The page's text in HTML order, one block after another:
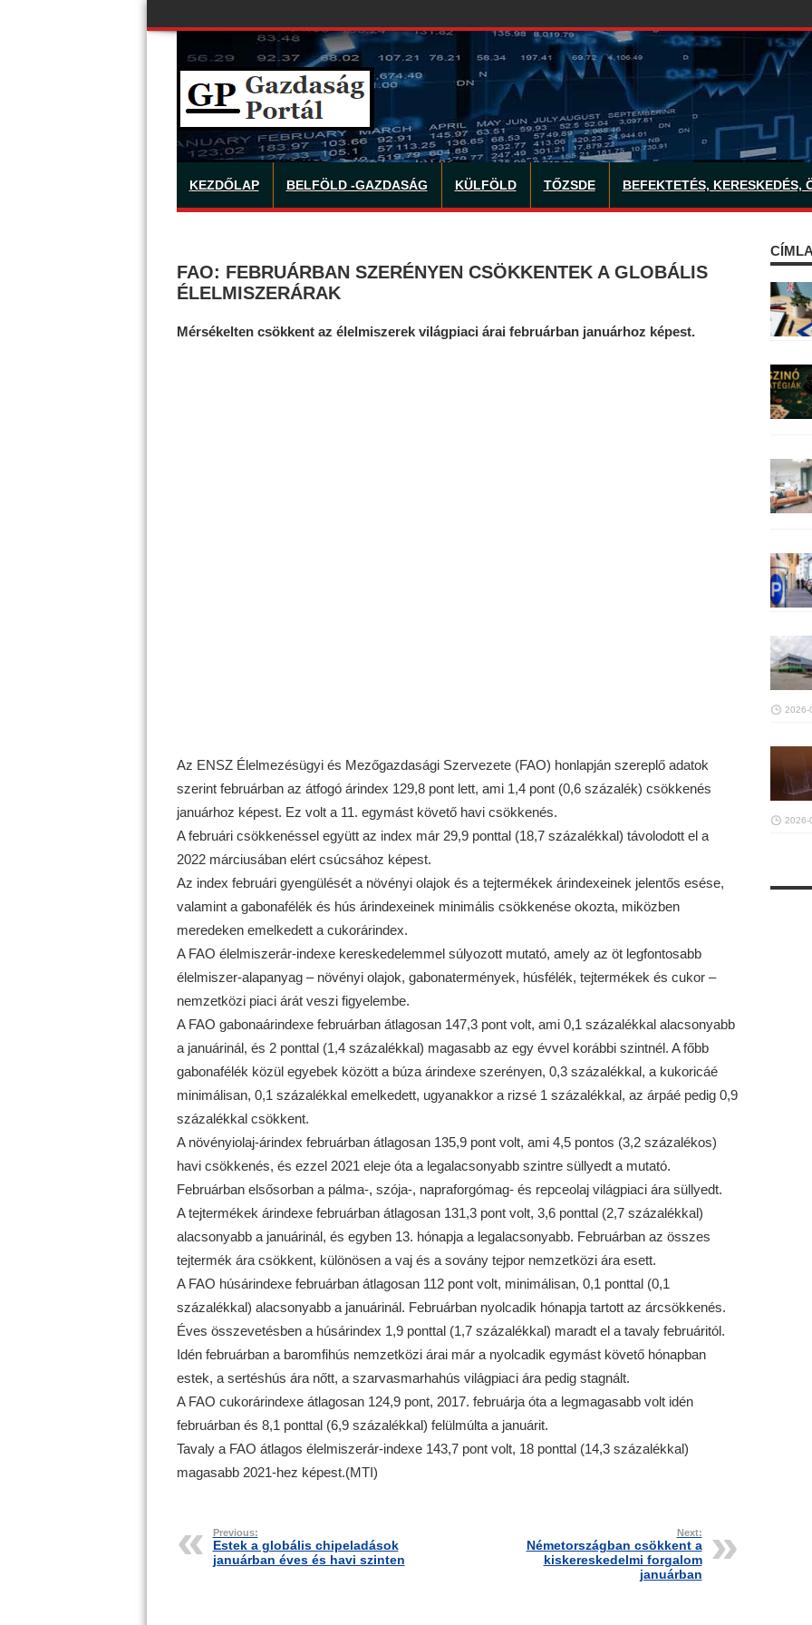
KEZDŐLAP BELFÖLD -GAZDASÁG KÜLFÖLD TŐZSDE BEFEKTETÉS, KERESKEDÉS,
FAO: FEBRUÁRBAN SZERÉNYEN CSÖKKENTEK A GLOBÁLIS
ÉLELMISZERÁRAK
Mérsékelten csökkent az élelmiszerek világpiaci árai februárban januárhoz képest.
Az ENSZ Élelmezésügyi és Mezőgazdasági Szervezete (FAO) honlapján szereplő adatok
szerint februárban az átfogó árindex 129,8 pont lett, ami 1,4 pont (0,6 százalék) csökkenés
januárhoz képest. Ez volt a 11. egymást követő havi csökkenés.
A februári csökkenéssel együtt az index már 29,9 ponttal (18,7 százalékkal) távolodott el a
2022 márciusában elért csúcsához képest.
Az index februári gyengülését a növényi olajok és a tejtermékek árindexeinek jelentős esése,
valamint a gabonafélék és hús árindexeinek minimális csökkenése okozta, miközben
meredeken emelkedett a cukorárindex.
A FAO élelmiszerár-indexe kereskedelemmel súlyozott mutató, amely az öt legfontosabb
élelmiszer-alapanyag – növényi olajok, gabonatermények, húsfélék, tejtermékek és cukor –
nemzetközi piaci árát veszi figyelembe.
A FAO gabonaárindexe februárban átlagosan 147,3 pont volt, ami 0,1 százalékkal alacsonyabb
a januárinál, és 2 ponttal (1,4 százalékkal) magasabb az egy évvel korábbi szintnél. A főbb
gabonafélék közül egyebek között a búza árindexe szerényen, 0,3 százalékkal, a kukoricáé
minimálisan, 0,1 százalékkal emelkedett, ugyanakkor a rizsé 1 százalékkal, az árpáé pedig 0,9
százalékkal csökkent.
A növényiolaj-árindex februárban átlagosan 135,9 pont volt, ami 4,5 pontos (3,2 százalékos)
havi csökkenés, és ezzel 2021 eleje óta a legalacsonyabb szintre süllyedt a mutató.
Februárban elsősorban a pálma-, szója-, napraforgómag- és repceolaj világpiaci ára süllyedt.
A tejtermékek árindexe februárban átlagosan 131,3 pont volt, 3,6 ponttal (2,7 százalékkal)
alacsonyabb a januárinál, és egyben 13. hónapja a legalacsonyabb. Februárban az összes
tejtermék ára csökkent, különösen a vaj és a sovány tejpor nemzetközi ára esett.
A FAO húsárindexe februárban átlagosan 112 pont volt, minimálisan, 0,1 ponttal (0,1
százalékkal) alacsonyabb a januárinál. Februárban nyolcadik hónapja tartott az árcsökkenés.
Éves összevetésben a húsárindex 1,9 ponttal (1,7 százalékkal) maradt el a tavaly februáritól.
Idén februárban a baromfihús nemzetközi árai már a nyolcadik egymást követő hónapban
estek, a sertéshús ára nőtt, a szarvasmarhahús világpiaci ára pedig stagnált.
A FAO cukorárindexe átlagosan 124,9 pont, 2017. februárja óta a legmagasabb volt idén
februárban és 8,1 ponttal (6,9 százalékkal) felülmúlta a januárit.
Tavaly a FAO átlagos élelmiszerár-indexe 143,7 pont volt, 18 ponttal (14,3 százalékkal)
magasabb 2021-hez képest.(MTI)
Previous:
Estek a globális chipeladások
januárban éves és havi szinten
Next:
Németországban csökkent a
kiskereskedelmi forgalom
januárban
2026-
2026-